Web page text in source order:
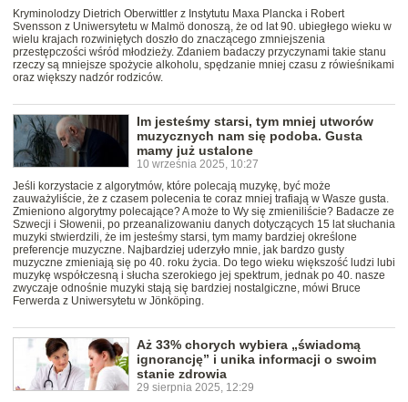
Kryminolodzy Dietrich Oberwittler z Instytutu Maxa Plancka i Robert
Svensson z Uniwersytetu w Malmö donoszą, że od lat 90. ubiegłego wieku w
wielu krajach rozwiniętych doszło do znaczącego zmniejszenia
przestępczości wśród młodzieży. Zdaniem badaczy przyczynami takie stanu
rzeczy są mniejsze spożycie alkoholu, spędzanie mniej czasu z rówieśnikami
oraz większy nadzór rodziców.
Im jesteśmy starsi, tym mniej utworów
muzycznych nam się podoba. Gusta
mamy już ustalone
10 września 2025, 10:27
Jeśli korzystacie z algorytmów, które polecają muzykę, być może
zauważyliście, że z czasem polecenia te coraz mniej trafiają w Wasze gusta.
Zmieniono algorytmy polecające? A może to Wy się zmieniliście? Badacze ze
Szwecji i Słowenii, po przeanalizowaniu danych dotyczących 15 lat słuchania
muzyki stwierdzili, że im jesteśmy starsi, tym mamy bardziej określone
preferencje muzyczne. Najbardziej uderzyło mnie, jak bardzo gusty
muzyczne zmieniają się po 40. roku życia. Do tego wieku większość ludzi lubi
muzykę współczesną i słucha szerokiego jej spektrum, jednak po 40. nasze
zwyczaje odnośnie muzyki stają się bardziej nostalgiczne, mówi Bruce
Ferwerda z Uniwersytetu w Jönköping.
Aż 33% chorych wybiera „świadomą
ignorancję” i unika informacji o swoim
stanie zdrowia
29 sierpnia 2025, 12:29